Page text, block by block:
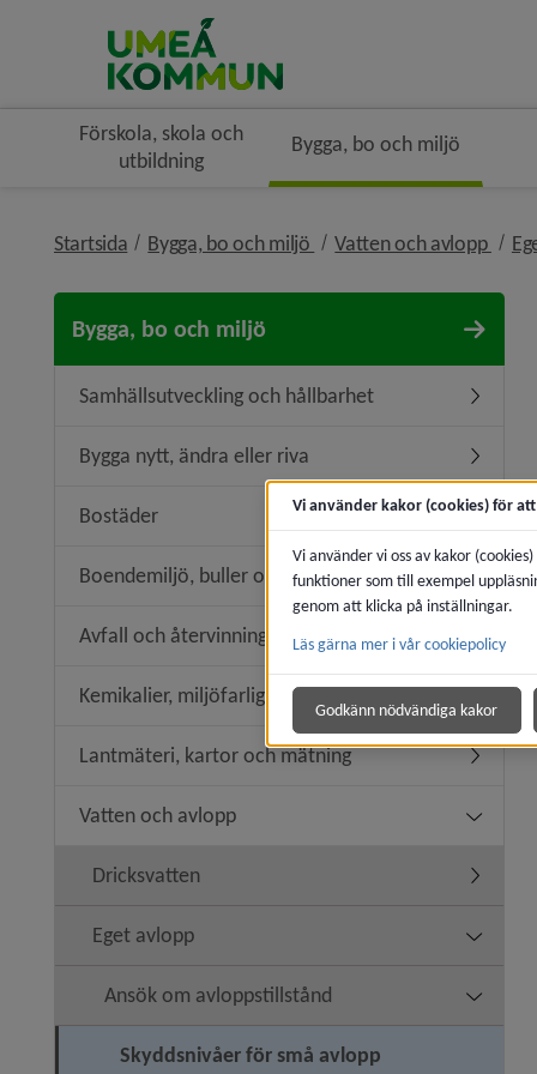
Förskola, skola och
utbildning
Bygga, bo och miljö
Startsida Bygga, bo och miljö nivå i
Vatten och avlopp nivå
Bygga, bo och miljö
Samhällsutveckling och hållbarhet
Bygga nytt, ändra eller riva
Bostäder
Boendemiljö, buller och luftkvalitet
Avfall och återvinning
Kemikalier, miljöfarlig verksamhet
Lantmäteri, kartor och mätning
Vatten och avlopp
Dricksvatten
Eget avlopp
Ansök om avloppstillstånd
Skyddsnivåer för små avlopp
Vi använder kakor (cookies) för
Vi använder vi oss av kakor
funktioner som till exempel
genom att klicka på inställningar.
Läs gärna mer i vår cookiepolicy
Godkänn nödvändiga kakor